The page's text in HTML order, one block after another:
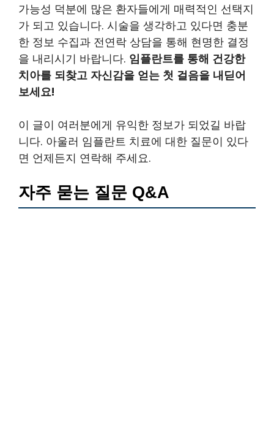
가능성 덕분에 많은 환자들에게 매력적인 선택지
가 되고 있습니다. 시술을 생각하고 있다면 충분
한 정보 수집과 전연락 상담을 통해 현명한 결정
을 내리시기 바랍니다. 임플란트를 통해 건강한
치아를 되찾고 자신감을 얻는 첫 걸음을 내딛어
보세요!
이 글이 여러분에게 유익한 정보가 되었길 바랍
니다. 아울러 임플란트 치료에 대한 질문이 있다
면 언제든지 연락해 주세요.
자주 묻는 질문 Q&A